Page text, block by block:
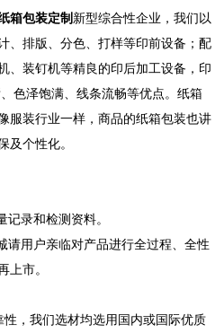
箱包装定制新型综合性企业，我们以
、排版、分色、打样等印前设备；配
、装钉机等精良的印后加工设备，印
色泽饱满、线条流畅等优点。纸箱
服装行业一样，商品的纸箱包装也讲
个性化。
录和检测资料。
请用户亲临对产品进行全过程、全性
市。
，我们选材均选用国内或国际优质